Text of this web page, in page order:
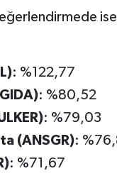
: %122,77
: %80,52
: %79,03
(ANSGR):
: %71,67